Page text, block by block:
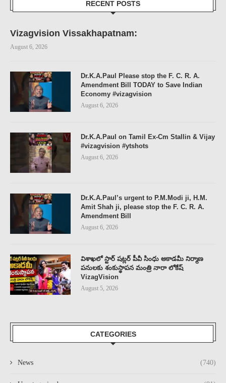
RECENT POSTS
Vizagvision Vissakhapatnam:
August 6, 2026
Dr.K.A.Paul Please stop the F. C. R. A.
Amendment Bill TODAY to Save Indian
Economy #vizagvision
August 6, 2026
Dr.K.A.Paul on Tamil Ex-Cm Stallin & Vijay
#vizagvision #ytshots
August 6, 2026
Dr.K.A.Paul’s urgent to P.M.Modi ji, H.M.
Amit Shah ji, please stop the F. C. R. A.
Amendment Bill
August 6, 2026
విశాఖలో స్టార్ షట్లర్ పీవీ సింధు అకాడమీ నిర్మాణ
పనులకు శంకుస్థాపన మంత్రి నారా లోకేష్
VizagVision
August 5, 2026
CATEGORIES
News (740)